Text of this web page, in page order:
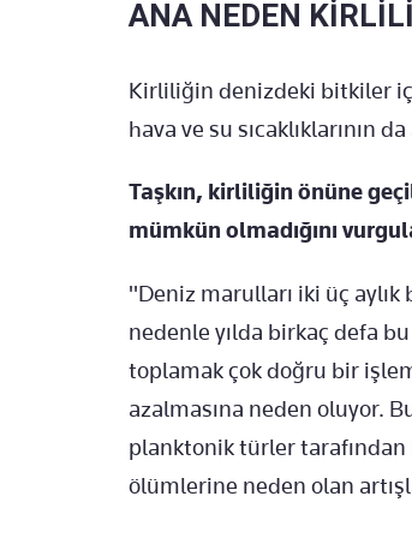
ANA NEDEN
Kirliliğin denizdeki bitkiler
hava ve su sıcaklıklarının
Taşkın, kirliliğin önüne
mümkün olmadığını
"Deniz marulları iki üç
nedenle yılda birkaç defa
toplamak çok doğru bir
azalmasına neden oluyor.
planktonik türler tarafından
ölümlerine neden olan